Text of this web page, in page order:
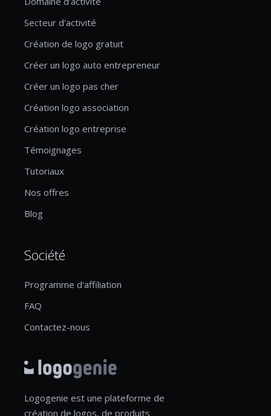
Secteur d'activité
Création de logo gratuit
Créer un logo auto entrepreneur
Créer un logo pas cher
Création logo association
Création logo entreprise
Témoignages
Tutoriaux
Nos offres
Blog
Société
Programme d'affiliation
FAQ
Contactez-nous
Logogenie est une plateforme de
création de logos, de produits